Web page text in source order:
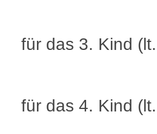
€
für das 3. Kind
€
für das 4. Kind